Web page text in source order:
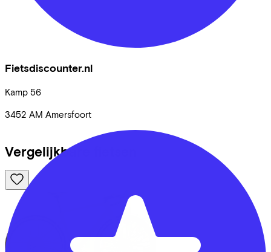
Fietsdiscounter.nl
Kamp 56
3452 AM Amersfoort
Vergelijkbare fietsen